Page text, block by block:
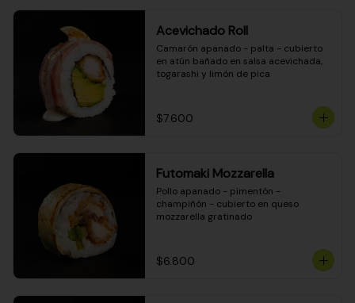
Acevichado Roll
Camarón apanado - palta - cubierto
en atún bañado en salsa acevichada,
togarashi y limón de pica
$7.600
Futomaki Mozzarella
Pollo apanado - pimentón -
champiñón - cubierto en queso
mozzarella gratinado
$6.800